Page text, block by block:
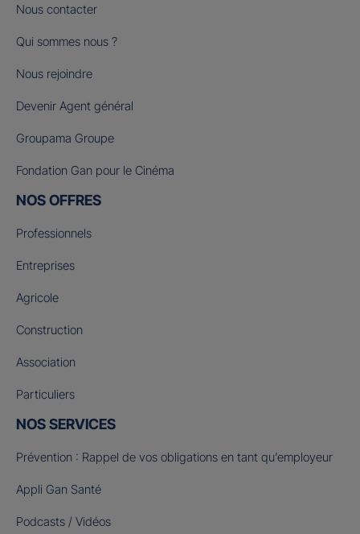
Nous contacter
Qui sommes nous ?
Nous rejoindre
Devenir Agent général
Groupama Groupe
Fondation Gan pour le Cinéma
NOS OFFRES
Professionnels
Entreprises
Agricole
Construction
Association
Particuliers
NOS SERVICES
Prévention : Rappel de vos obligations en tant qu’employeur
Appli Gan Santé
Podcasts / Vidéos